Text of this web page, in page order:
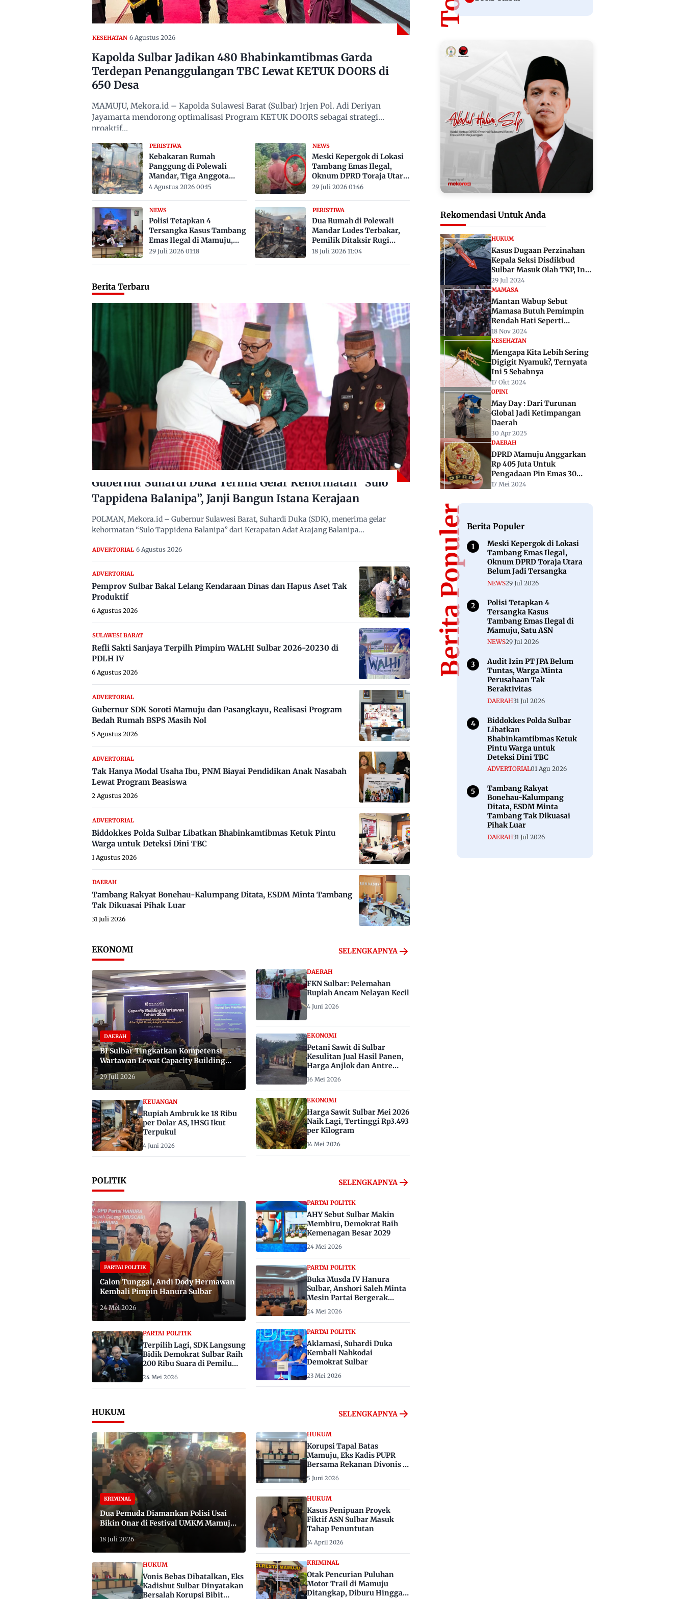
KESEHATAN 6 Agustus 2026
Kapolda Sulbar Jadikan 480 Bhabinkamtibmas Garda
Terdepan Penanggulangan TBC Lewat KETUK DOORS di
650 Desa
MAMUJU, Mekora.id – Kapolda Sulawesi Barat (Sulbar) Irjen Pol. Adi Deriyan
Jayamarta mendorong optimalisasi Program KETUK DOORS sebagai strategi
proaktif…
PERISTIWA
Kebakaran Rumah
Panggung di Polewali
Mandar, Tiga Anggota
Keluarga Tewas Terjebak
4 Agustus 2026 00:15
NEWS
Meski Kepergok di Lokasi
Tambang Emas Ilegal,
Oknum DPRD Toraja Utara
Belum Jadi Tersangka
29 Juli 2026 01:46
NEWS
Polisi Tetapkan 4
Tersangka Kasus Tambang
Emas Ilegal di Mamuju,
Satu ASN
29 Juli 2026 01:18
PERISTIWA
Dua Rumah di Polewali
Mandar Ludes Terbakar,
Pemilik Ditaksir Rugi
Rp200 Juta
18 Juli 2026 11:04
Berita Terbaru
Gubernur Suhardi Duka Terima Gelar Kehormatan “Sulo
Tappidena Balanipa”, Janji Bangun Istana Kerajaan
POLMAN, Mekora.id – Gubernur Sulawesi Barat, Suhardi Duka (SDK), menerima gelar
kehormatan “Sulo Tappidena Balanipa” dari Kerapatan Adat Arajang Balanipa…
ADVERTORIAL 6 Agustus 2026
ADVERTORIAL
Pemprov Sulbar Bakal Lelang Kendaraan Dinas dan Hapus Aset Tak
Produktif
6 Agustus 2026
SULAWESI BARAT
Refli Sakti Sanjaya Terpilh Pimpim WALHI Sulbar 2026-20230 di
PDLH IV
6 Agustus 2026
ADVERTORIAL
Gubernur SDK Soroti Mamuju dan Pasangkayu, Realisasi Program
Bedah Rumah BSPS Masih Nol
5 Agustus 2026
ADVERTORIAL
Tak Hanya Modal Usaha Ibu, PNM Biayai Pendidikan Anak Nasabah
Lewat Program Beasiswa
2 Agustus 2026
ADVERTORIAL
Biddokkes Polda Sulbar Libatkan Bhabinkamtibmas Ketuk Pintu
Warga untuk Deteksi Dini TBC
1 Agustus 2026
DAERAH
Tambang Rakyat Bonehau-Kalumpang Ditata, ESDM Minta Tambang
Tak Dikuasai Pihak Luar
31 Juli 2026
EKONOMI SELENGKAPNYA
DAERAH
BI Sulbar Tingkatkan Kompetensi
Wartawan Lewat Capacity Building
29 Juli 2026
KEUANGAN
Rupiah Ambruk ke 18 Ribu
per Dolar AS, IHSG Ikut
Terpukul
4 Juni 2026
DAERAH
FKN Sulbar: Pelemahan
Rupiah Ancam Nelayan Kecil
4 Juni 2026
EKONOMI
Petani Sawit di Sulbar
Kesulitan Jual Hasil Panen,
Harga Anjlok dan Antre
Berhari-hari
16 Mei 2026
EKONOMI
Harga Sawit Sulbar Mei 2026
Naik Lagi, Tertinggi Rp3.493
per Kilogram
14 Mei 2026
POLITIK SELENGKAPNYA
PARTAI POLITIK
Calon Tunggal, Andi Dody Hermawan
Kembali Pimpin Hanura Sulbar
24 Mei 2026
PARTAI POLITIK
Terpilih Lagi, SDK Langsung
Bidik Demokrat Sulbar Raih
200 Ribu Suara di Pemilu
2029
24 Mei 2026
PARTAI POLITIK
AHY Sebut Sulbar Makin
Membiru, Demokrat Raih
Kemenagan Besar 2029
24 Mei 2026
PARTAI POLITIK
Buka Musda IV Hanura
Sulbar, Anshori Saleh Minta
Mesin Partai Bergerak
24 Mei 2026
PARTAI POLITIK
Aklamasi, Suhardi Duka
Kembali Nahkodai
Demokrat Sulbar
23 Mei 2026
HUKUM SELENGKAPNYA
KRIMINAL
Dua Pemuda Diamankan Polisi Usai
Bikin Onar di Festival UMKM Mamuju,
Satu Bawa Badik
18 Juli 2026
HUKUM
Vonis Bebas Dibatalkan, Eks
Kadishut Sulbar Dinyatakan
Bersalah Korupsi Bibit
HUKUM
Korupsi Tapal Batas
Mamuju, Eks Kadis PUPR
Bersama Rekanan Divonis 6
dan 8 Tahun Penjara
5 Juni 2026
HUKUM
Kasus Penipuan Proyek
Fiktif ASN Sulbar Masuk
Tahap Penuntutan
14 April 2026
KRIMINAL
Otak Pencurian Puluhan
Motor Trail di Mamuju
Ditangkap, Diburu Hingga
Rekomendasi Untuk Anda
HUKUM
Kasus Dugaan Perzinahan
Kepala Seksi Disdikbud
Sulbar Masuk Olah TKP, Ini
Temuan Polisi
29 Jul 2024
MAMASA
Mantan Wabup Sebut
Mamasa Butuh Pemimpin
Rendah Hati Seperti
Ruslan-Ida
18 Nov 2024
KESEHATAN
Mengapa Kita Lebih Sering
Digigit Nyamuk?, Ternyata
Ini 5 Sebabnya
17 Okt 2024
OPINI
May Day : Dari Turunan
Global Jadi Ketimpangan
Daerah
30 Apr 2025
DAERAH
DPRD Mamuju Anggarkan
Rp 405 Juta Untuk
Pengadaan Pin Emas 30
Anggota Dewan Baru
17 Mei 2024
Berita PopulerBerita Populer
Meski Kepergok di Lokasi
Tambang Emas Ilegal,
Oknum DPRD Toraja Utara
Belum Jadi Tersangka
NEWS29 Jul 2026
Polisi Tetapkan 4
Tersangka Kasus
Tambang Emas Ilegal di
Mamuju, Satu ASN
NEWS29 Jul 2026
Audit Izin PT JPA Belum
Tuntas, Warga Minta
Perusahaan Tak
Beraktivitas
DAERAH31 Jul 2026
Biddokkes Polda Sulbar
Libatkan
Bhabinkamtibmas Ketuk
Pintu Warga untuk
Deteksi Dini TBC
ADVERTORIAL01 Agu 2026
Tambang Rakyat
Bonehau-Kalumpang
Ditata, ESDM Minta
Tambang Tak Dikuasai
Pihak Luar
DAERAH31 Jul 2026